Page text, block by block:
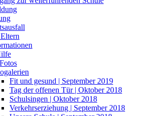
Fit und gesund | September 2019
Tag der offenen Tür | Oktober 2018
Schulsingen | Oktober 2018
Verkehrserziehung | September 2018